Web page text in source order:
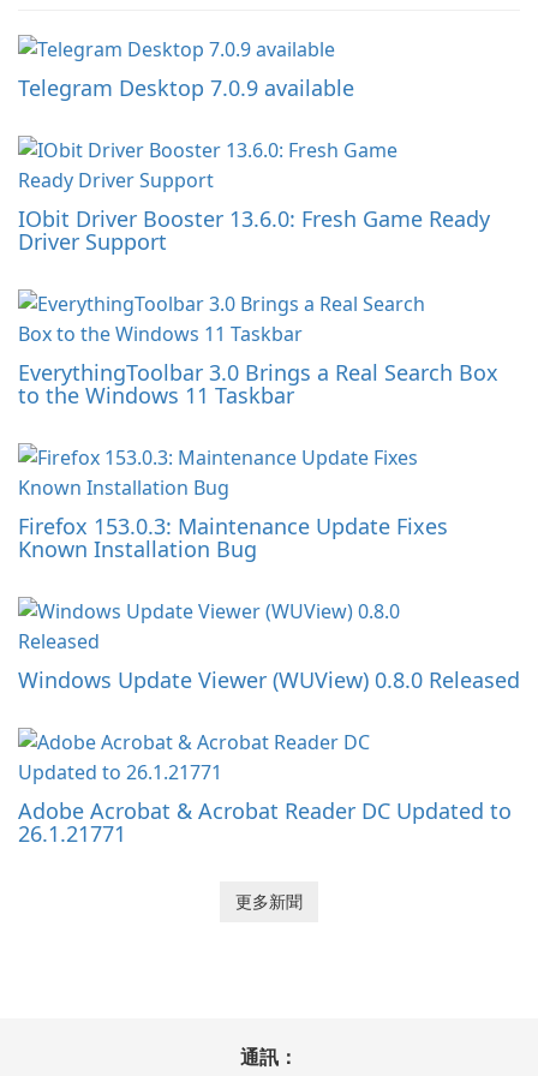
Telegram Desktop 7.0.9 available
IObit Driver Booster 13.6.0: Fresh Game Ready
Driver Support
EverythingToolbar 3.0 Brings a Real Search Box
to the Windows 11 Taskbar
Firefox 153.0.3: Maintenance Update Fixes
Known Installation Bug
Windows Update Viewer (WUView) 0.8.0 Released
Adobe Acrobat & Acrobat Reader DC Updated to
26.1.21771
更多新聞
通訊：